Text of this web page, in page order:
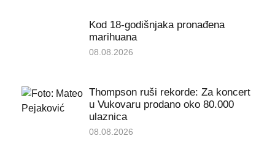
Kod 18-godišnjaka pronađena
marihuana
08.08.2026
Thompson ruši rekorde: Za koncert
u Vukovaru prodano oko 80.000
ulaznica
08.08.2026